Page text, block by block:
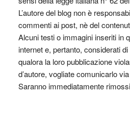
L’autore del blog non è
commenti ai post, nè del
Alcuni testi o immagini inseriti in
internet e, pertanto, considerati
qualora la loro pubblicazione
d’autore, vogliate comunicarlo
Saranno immediatamente